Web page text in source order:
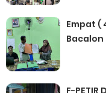
Empat (
Bacalon